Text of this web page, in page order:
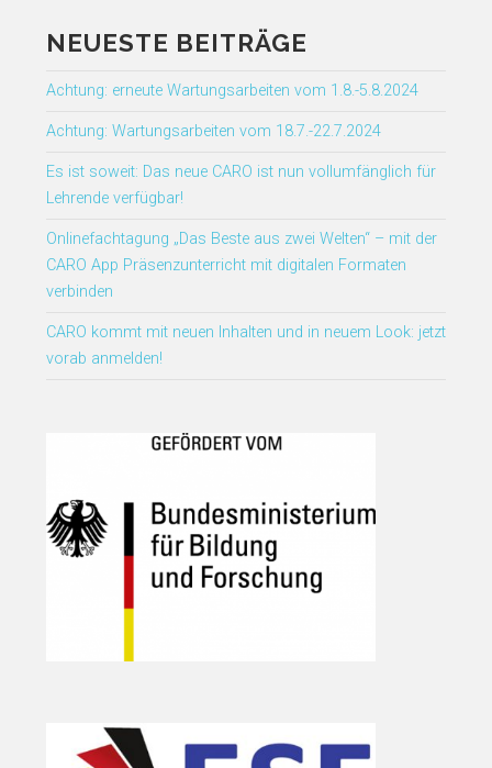
NEUESTE BEITRÄGE
Achtung: erneute Wartungsarbeiten vom 1.8.-5.8.2024
Achtung: Wartungsarbeiten vom 18.7.-22.7.2024
Es ist soweit: Das neue CARO ist nun vollumfänglich für
Lehrende verfügbar!
Onlinefachtagung „Das Beste aus zwei Welten“ – mit der
CARO App Präsenzunterricht mit digitalen Formaten
verbinden
CARO kommt mit neuen Inhalten und in neuem Look: jetzt
vorab anmelden!